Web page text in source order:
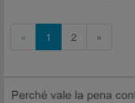
« 1 2 »